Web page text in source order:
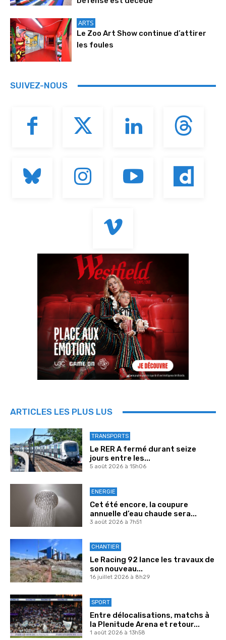
ARTS
Le Zoo Art Show continue d’attirer
les foules
SUIVEZ-NOUS
ARTICLES LES PLUS LUS
TRANSPORTS
Le RER A fermé durant seize
jours entre les...
5 août 2026 à 15h06
ENERGIE
Cet été encore, la coupure
annuelle d’eau chaude sera...
3 août 2026 à 7h51
CHANTIER
Le Racing 92 lance les travaux de
son nouveau...
16 juillet 2026 à 8h29
SPORT
Entre délocalisations, matchs à
la Plenitude Arena et retour...
1 août 2026 à 13h58